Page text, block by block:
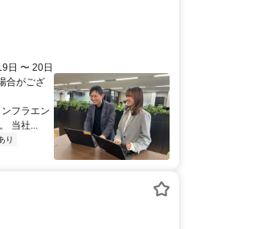
日 〜 20日
合がござ
フラエン
当社...
り